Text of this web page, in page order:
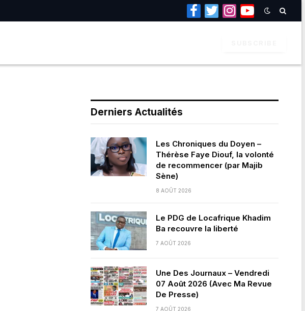
Facebook
TwitterInstagramYouTube
Derniers Actualités
Les Chroniques du Doyen –
Thérèse Faye Diouf, la volonté
de recommencer (par Majib
Sène)
8 AOÛT 2026
Le PDG de Locafrique Khadim
Ba recouvre la liberté
7 AOÛT 2026
Une Des Journaux – Vendredi
07 Août 2026 (Avec Ma Revue
De Presse)
7 AOÛT 2026